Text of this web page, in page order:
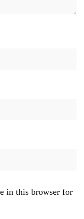
in this browser for